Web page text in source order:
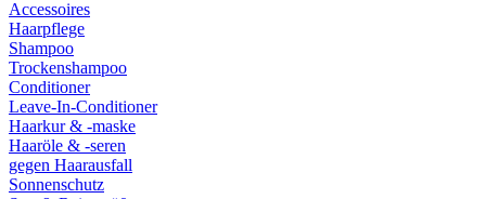
Accessoires
Haarpflege
Shampoo
Trockenshampoo
Conditioner
Leave-In-Conditioner
Haarkur & -maske
Haaröle & -seren
gegen Haarausfall
Sonnenschutz